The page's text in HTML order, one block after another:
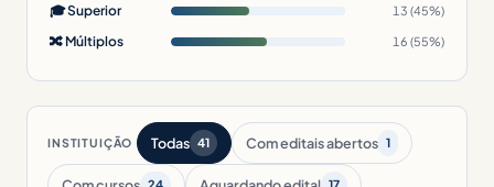
🎓 Superior 13 (45%)
🔀 Múltiplos 16 (55%)
INSTITUIÇÃO Todas 41 Com editais abertos 1
24 17